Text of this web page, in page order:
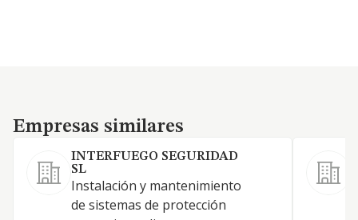
Empresas similares
Empresas similares
INTERFUEGO SEGURIDAD
SL
Instalación y mantenimiento
de sistemas de protección